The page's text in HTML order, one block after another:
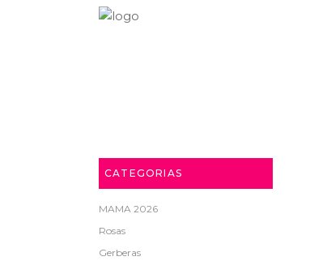
CATEGORIAS
MAMA 2026
Rosas
Gerberas